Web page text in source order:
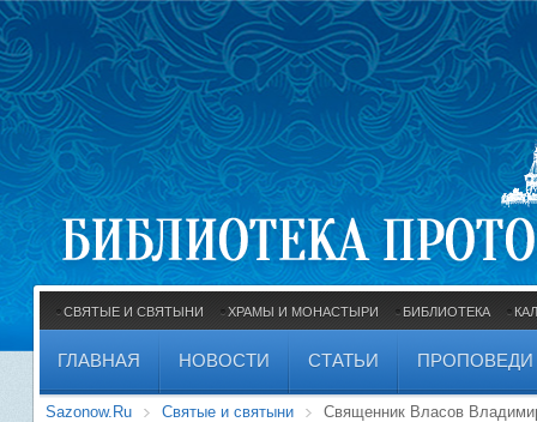
СВЯТЫЕ И СВЯТЫНИ ХРАМЫ И МОНАСТЫРИ БИБЛИОТЕКА
ГЛАВНАЯ НОВОСТИ СТАТЬИ ПРОПОВЕДИ
Sazonow.Ru Святые и святыни Священник Власов